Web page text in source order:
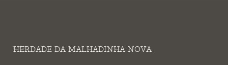
HERDADE DA MALHADINHA NOVA